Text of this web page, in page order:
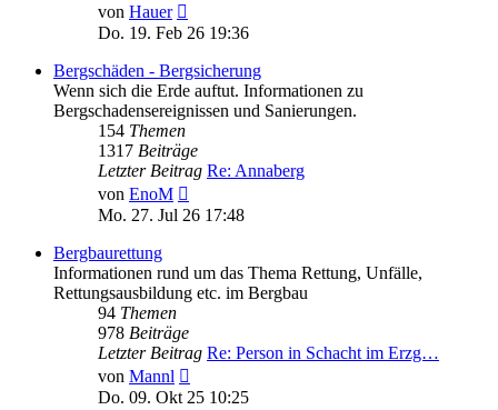
von Hauer
Beitrag
Do. 19. Feb 26 19:36
Bergschäden - Bergsicherung
Wenn sich die Erde auftut. Informationen zu
Bergschadensereignissen und Sanierungen.
154 Themen
1317 Beiträge
Letzter Beitrag Re: Annaberg
von EnoM
Beitrag
Mo. 27. Jul 26 17:48
Bergbaurettung
Informationen rund um das Thema Rettung, Unfälle,
Rettungsausbildung etc. im Bergbau
94 Themen
978 Beiträge
Letzter Beitrag Re: Person in Schacht im Erzg…
von Mannl
Beitrag
Do. 09. Okt 25 10:25